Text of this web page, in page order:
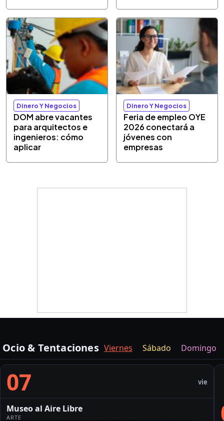
Dinero Y Negocios
DOM abre vacantes
para arquitectos e
ingenieros: cómo
aplicar
Dinero Y Negocios
Feria de empleo OYE
2026 conectará a
jóvenes con
empresas